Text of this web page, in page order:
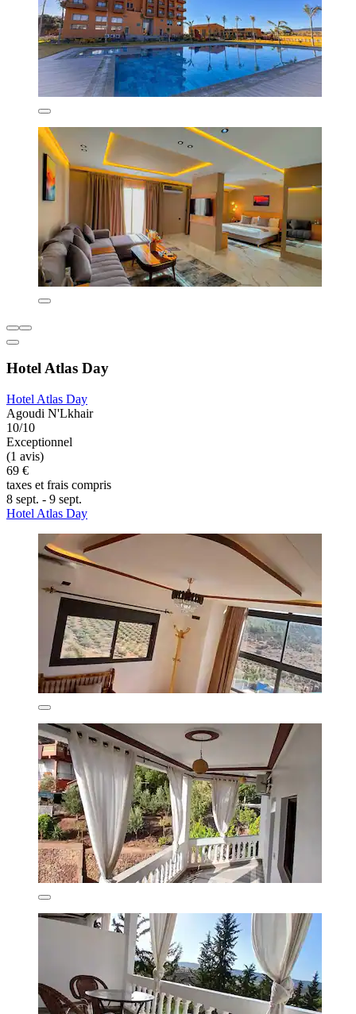
Hotel Atlas Day
Hotel Atlas Day
Agoudi N'Lkhair
10/10
Exceptionnel
(1 avis)
69 €
taxes et frais compris
8 sept. - 9 sept.
Hotel Atlas Day